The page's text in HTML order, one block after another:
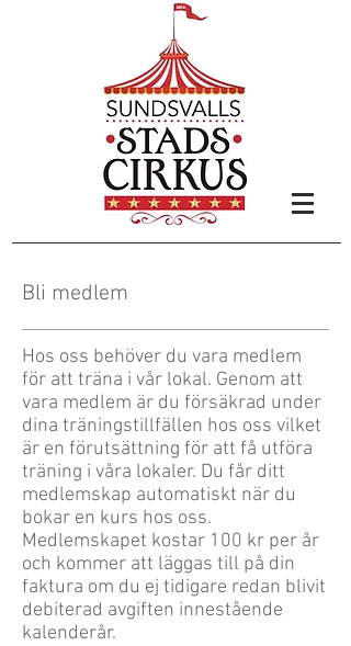
Bli medlem
Hos oss behöver du vara medlem
för att träna i vår lokal. Genom att
vara medlem är du försäkrad under
dina träningstillfällen hos oss vilket
är en förutsättning för att få utföra
träning i våra lokaler. Du får ditt
medlemskap automatiskt när du
bokar en kurs hos oss.
Medlemskapet kostar 100 kr per år
och kommer att läggas till på din
faktura om du ej tidigare redan blivit
debiterad avgiften innestående
kalenderår.